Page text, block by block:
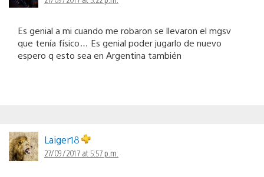
Es genial a mi cuando me robaron se llevaron el mgsv
que tenía físico… Es genial poder jugarlo de nuevo
espero q esto sea en Argentina también
Laiger18
27/09/2017 at 5:57 p.m.